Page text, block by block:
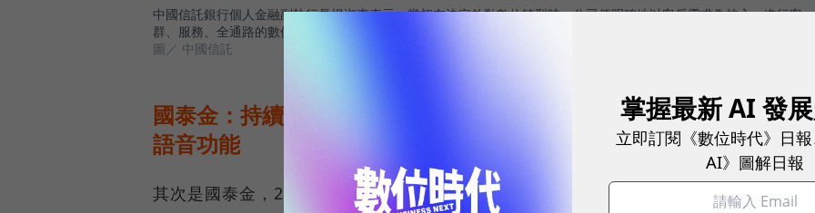
中國信託銀行個人金融副執行長楊淑惠表示，當初在決定啟動數位轉型時，公司便明確地以客戶需求為核心，進行客
群、服務、全通路的數位化。
圖／ 中國信託
國泰金：持續優化數位體驗，Chatbot「阿發」將結合Siri、Google
語音功能
其次是國泰金，2019年稅後純益638億元，年成長23％，除了創下成立以來新高，獲利
掌握最新 AI 發
立即訂閱《數位時代》日
AI》圖解日報